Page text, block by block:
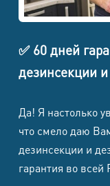
после 21-00.
Все работы по
при 100%
✅ 60 дней
дезинсекции
Да! Я настолько
что смело даю
дезинсекции и
гарантия во всей